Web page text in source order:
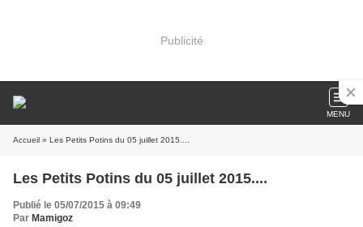
Publicité
MENU
Accueil » Les Petits Potins du 05 juillet 2015....
Les Petits Potins du 05 juillet 2015....
Publié le 05/07/2015 à 09:49
Par Mamigoz